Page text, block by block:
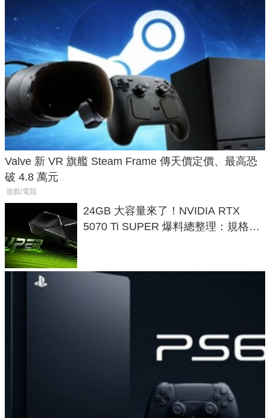
Valve 新 VR 旗艦 Steam Frame 傳天價定價、最高恐
破 4.8 萬元
遊戲/電競
24GB 大容量來了！NVIDIA RTX
5070 Ti SUPER 爆料總整理：規格、